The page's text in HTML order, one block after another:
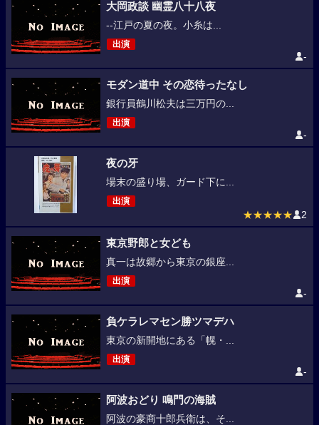
大岡政談 幽霊八十八夜
--江戸の夏の夜。小糸は...
出演
-
モダン道中 その恋待ったなし
銀行員鶴川松夫は三万円の...
出演
-
夜の牙
場末の盛り場、ガード下に...
出演
★★★★★ 2
東京野郎と女ども
真一は故郷から東京の銀座...
出演
-
負ケラレマセン勝ツマデハ
東京の新開地にある「幌・...
出演
-
阿波おどり 鳴門の海賊
阿波の豪商十郎兵衛は、そ...